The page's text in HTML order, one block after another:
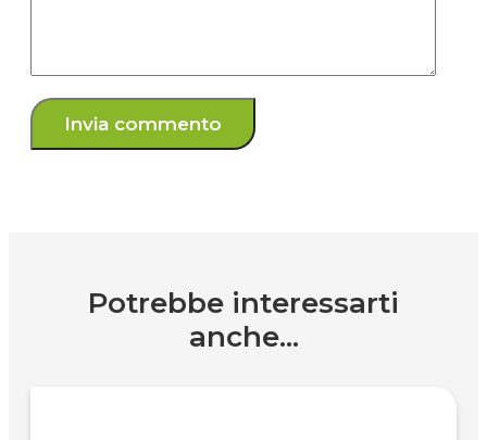
Potrebbe interessarti
anche...